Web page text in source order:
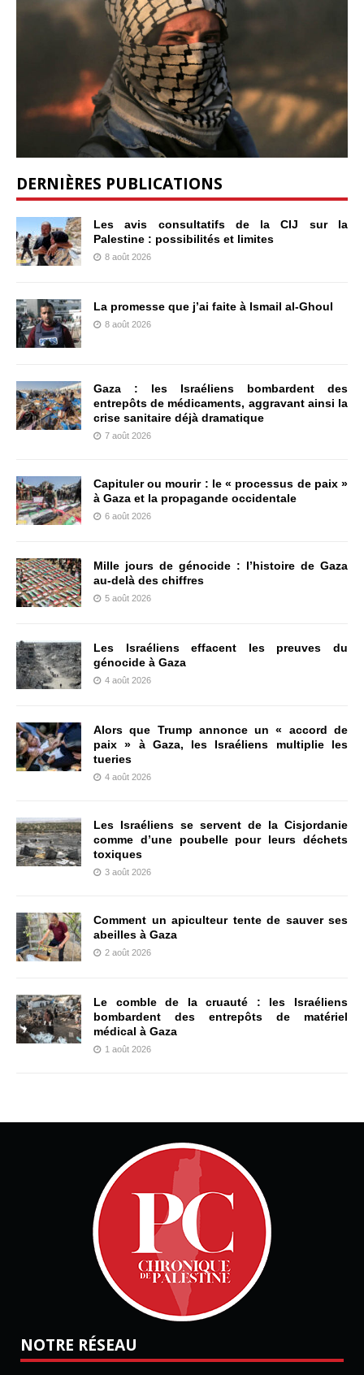
DERNIÈRES PUBLICATIONS
Les avis consultatifs de la CIJ sur la
Palestine : possibilités et limites
8 août 2026
La promesse que j’ai faite à Ismail al-Ghoul
8 août 2026
Gaza : les Israéliens bombardent des
entrepôts de médicaments, aggravant ainsi la
crise sanitaire déjà dramatique
7 août 2026
Capituler ou mourir : le « processus de paix »
à Gaza et la propagande occidentale
6 août 2026
Mille jours de génocide : l’histoire de Gaza
au-delà des chiffres
5 août 2026
Les Israéliens effacent les preuves du
génocide à Gaza
4 août 2026
Alors que Trump annonce un « accord de
paix » à Gaza, les Israéliens multiplie les
tueries
4 août 2026
Les Israéliens se servent de la Cisjordanie
comme d’une poubelle pour leurs déchets
toxiques
3 août 2026
Comment un apiculteur tente de sauver ses
abeilles à Gaza
2 août 2026
Le comble de la cruauté : les Israéliens
bombardent des entrepôts de matériel
médical à Gaza
1 août 2026
NOTRE RÉSEAU